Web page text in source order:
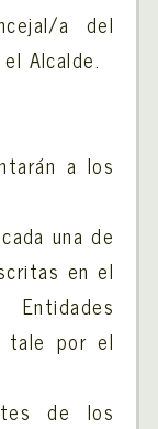
a del
Alcalde.
a los
una de
en el
tale por el
de los